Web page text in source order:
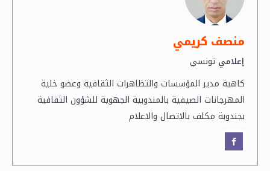
منصف كريمي
إعلامي تونسي
كاهية مدير المؤسسات والتظاهرات الثقافية وعضو خلية
المهرجانات الصيفية بالمندوبية الجهوية للشؤون الثقافية
بجندوبة مكلف بالاتصال والاعلام